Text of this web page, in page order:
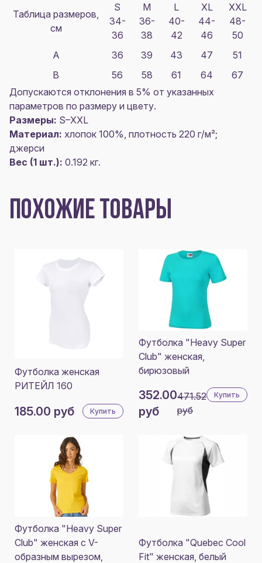
Таблица размеров,
см
S
34-
36
M
36-
38
L
40-
42
XL
44-
46
XXL
48-
50
A
36 39 43 47
51
B
56 58 61 64
67
Допускаются отклонения в 5% от указанных
параметров по размеру и цвету.
Размеры: S–XXL
Материал: хлопок 100%, плотность 220 г/м²;
джерси
Вес (1 шт.): 0.192 кг.
ПОХОЖИЕ ТОВАРЫ
Футболка женская
РИТЕЙЛ 160
185.00 руб Купить
Футболка "Heavy Super
Club" женская,
бирюзовый
352.00
руб
471.52
руб
Купить
Футболка "Heavy Super
Club" женская с V-
образным вырезом,
Футболка "Quebec Cool
Fit" женская, белый